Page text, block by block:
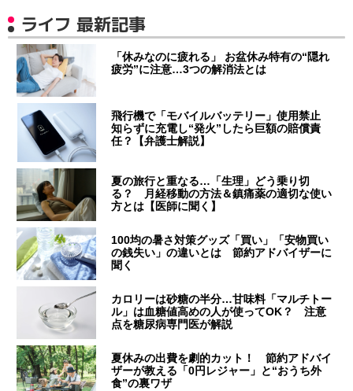
ライフ 最新記事
「休みなのに疲れる」 お盆休み特有の“隠れ
疲労”に注意…3つの解消法とは
飛行機で「モバイルバッテリー」使用禁止
知らずに充電し“発火”したら巨額の賠償責
任？【弁護士解説】
夏の旅行と重なる…「生理」どう乗り切
る？ 月経移動の方法＆鎮痛薬の適切な使い
方とは【医師に聞く】
100均の暑さ対策グッズ「買い」「安物買い
の銭失い」の違いとは 節約アドバイザーに
聞く
カロリーは砂糖の半分…甘味料「マルチトー
ル」は血糖値高めの人が使ってOK？ 注意
点を糖尿病専門医が解説
夏休みの出費を劇的カット！ 節約アドバイ
ザーが教える「0円レジャー」と“おうち外
食”の裏ワザ